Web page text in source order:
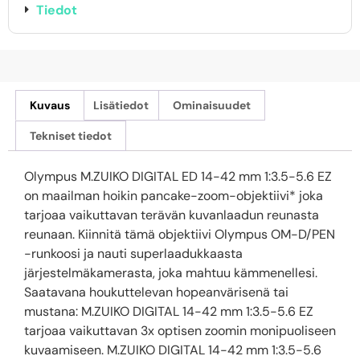
Tiedot
Kuvaus Lisätiedot Ominaisuudet
Tekniset tiedot
Olympus M.ZUIKO DIGITAL ED 14-42 mm 1:3.5-5.6 EZ
on maailman hoikin pancake-zoom-objektiivi* joka
tarjoaa vaikuttavan terävän kuvanlaadun reunasta
reunaan. Kiinnitä tämä objektiivi Olympus OM-D/PEN
-runkoosi ja nauti superlaadukkaasta
järjestelmäkamerasta, joka mahtuu kämmenellesi.
Saatavana houkuttelevan hopeanvärisenä tai
mustana: M.ZUIKO DIGITAL 14-42 mm 1:3.5-5.6 EZ
tarjoaa vaikuttavan 3x optisen zoomin monipuoliseen
kuvaamiseen. M.ZUIKO DIGITAL 14-42 mm 1:3.5-5.6